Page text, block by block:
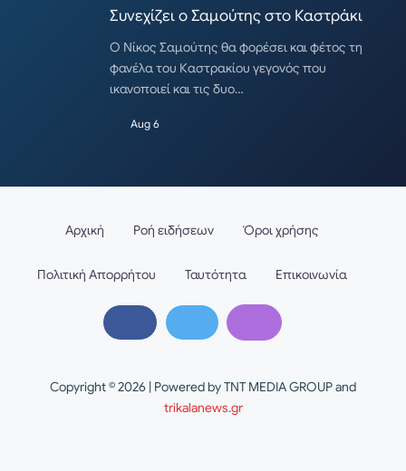
Συνεχίζει ο Σαμούτης στο Καστράκι
Ο Νίκος Σαμούτης θα φορέσει και φέτος τη
φανέλα του Καστρακίου γεγονός που
ικανοποιεί και τις δυο…
Aug 6
Copyright © 2026 | Powered by TNT MEDIA GROUP and
trikalanews.gr
Αρχική Ροή ειδήσεων Όροι χρήσης
Πολιτική Απορρήτου Ταυτότητα Επικοινωνία